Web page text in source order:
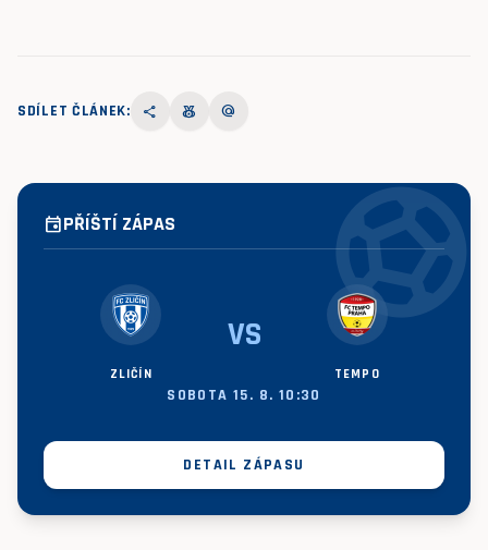
SDÍLET ČLÁNEK: share social_leaderboard alternate_email
eventPŘÍŠTÍ ZÁPAS
ZLIČÍN
VS
TEMPO
SOBOTA 15. 8. 10:30
DETAIL ZÁPASU